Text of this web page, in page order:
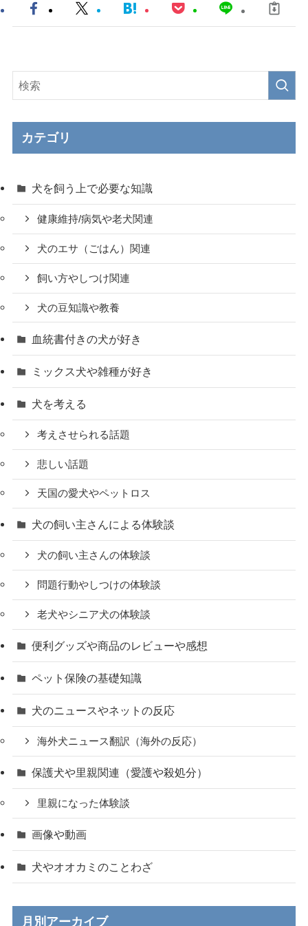
カテゴリ
犬を飼う上で必要な知識
健康維持/病気や老犬関連
犬のエサ（ごはん）関連
飼い方やしつけ関連
犬の豆知識や教養
血統書付きの犬が好き
ミックス犬や雑種が好き
犬を考える
考えさせられる話題
悲しい話題
天国の愛犬やペットロス
犬の飼い主さんによる体験談
犬の飼い主さんの体験談
問題行動やしつけの体験談
老犬やシニア犬の体験談
便利グッズや商品のレビューや感想
ペット保険の基礎知識
犬のニュースやネットの反応
海外犬ニュース翻訳（海外の反応）
保護犬や里親関連（愛護や殺処分）
里親になった体験談
画像や動画
犬やオオカミのことわざ
月別アーカイブ